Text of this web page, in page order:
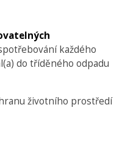
každého
do tříděného odpadu
životního prostředí